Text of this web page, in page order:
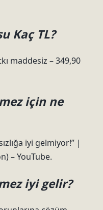
Kaç TL?
maddesiz – 349,90
için ne
iyi gelmiyor!” |
– YouTube.
iyi gelir?